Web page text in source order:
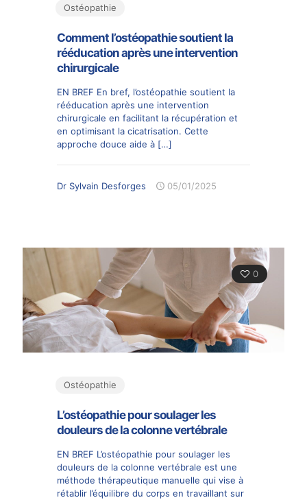
Ostéopathie
Comment l’ostéopathie soutient la
rééducation après une intervention
chirurgicale
EN BREF En bref, l’ostéopathie soutient la
rééducation après une intervention
chirurgicale en facilitant la récupération et
en optimisant la cicatrisation. Cette
approche douce aide à […]
Dr Sylvain Desforges 05/01/2025
0
Ostéopathie
L’ostéopathie pour soulager les
douleurs de la colonne vertébrale
EN BREF L’ostéopathie pour soulager les
douleurs de la colonne vertébrale est une
méthode thérapeutique manuelle qui vise à
rétablir l’équilibre du corps en travaillant sur